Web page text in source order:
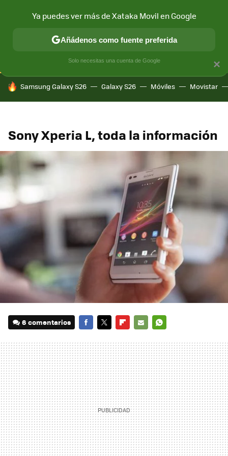
CONECTIVIDAD MÓVIL Y SOCIEDAD APLICACIONES
HOY SE HABLA DE
Samsung Galaxy S26 Galaxy S26 Móviles Movistar
Sony Xperia L, toda la información
6 comentarios
MAIL
×
Ya puedes ver más de Xataka Movil en Google
Añádenos como fuente preferida
Solo necesitas una cuenta de Google